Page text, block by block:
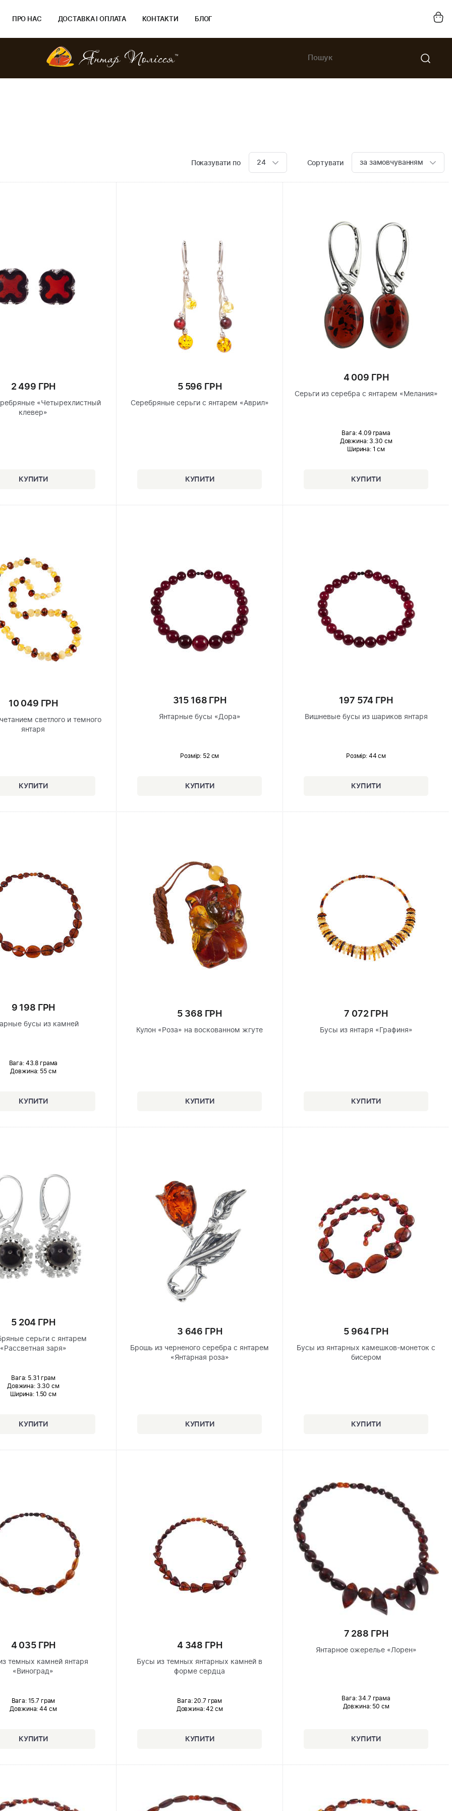
ПРО НАС ДОСТАВКА І ОПЛАТА КОНТАКТИ БЛОГ
Показувати по 24 Сортувати за замовчуванням
2 499 ГРН
«Четырехлистный
клевер»
5 596 ГРН
Серебряные серьги с янтарем «Аврил»
4 009 ГРН
Серьги из серебра с янтарем «Мелания»
Вага: 4.09 грама
Довжина:3.30 см
Ширина: 1 см
10 049 ГРН
светлого и темного
янтаря
315 168 ГРН
Янтарные бусы «Дора»
Розмір: 52 см
197 574 ГРН
Вишневые бусы из шариков янтаря
Розмір: 44 см
9 198 ГРН
бусы из камней
Вага: 43.8 грама
Довжина: 55 см
5 368 ГРН
Кулон «Роза» на воскованном жгуте
7 072 ГРН
Бусы из янтаря «Графиня»
5 204 ГРН
серьги с янтарем
«Рассветная заря»
Вага: 5.31 грам
Довжина:3.30 см
Ширина: 1.50 см
3 646 ГРН
Брошь из черненого серебра с янтарем
«Янтарная роза»
5 964 ГРН
Бусы из янтарных камешков-монеток с
бисером
4 035 ГРН
темных камней янтаря
«Виноград»
Вага: 15.7 грам
Довжина: 44 см
4 348 ГРН
Бусы из темных янтарных камней в
форме сердца
Вага: 20.7 грам
Довжина:42 см
7 288 ГРН
Янтарное ожерелье «Лорен»
Вага: 34.7 грама
Довжина:50 см